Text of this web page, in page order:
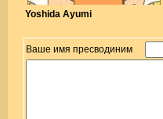
Yoshida Ayumi
Ваше имя пресводиним